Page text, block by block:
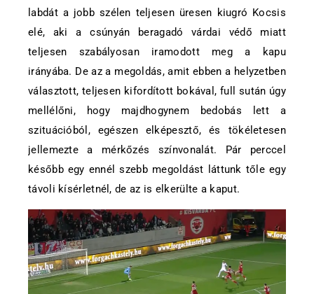
labdát a jobb szélen teljesen üresen kiugró Kocsis
elé, aki a csúnyán beragadó várdai védő miatt
teljesen szabályosan iramodott meg a kapu
irányába. De az a megoldás, amit ebben a helyzetben
választott, teljesen kifordított bokával, full sután úgy
mellélőni, hogy majdhogynem bedobás lett a
szituációból, egészen elképesztő, és tökéletesen
jellemezte a mérkőzés színvonalát. Pár perccel
később egy ennél szebb megoldást láttunk tőle egy
távoli kísérletnél, de az is elkerülte a kaput.